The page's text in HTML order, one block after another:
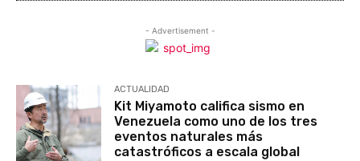
- Advertisement -
ACTUALIDAD
Kit Miyamoto califica sismo en
Venezuela como uno de los tres
eventos naturales más
catastróficos a escala global